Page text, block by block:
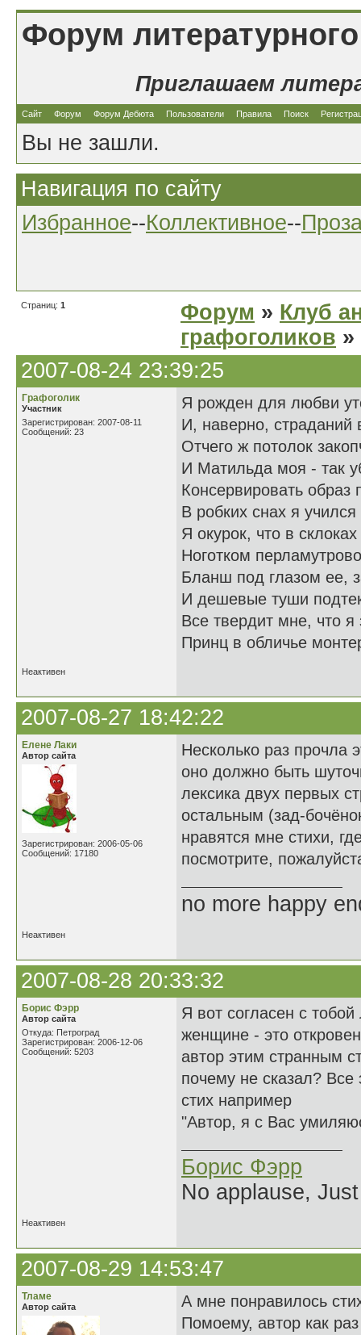
Форум
Приглашаем
Сайт Форум Форум Дебюта Пользователи Правила Поиск
Вы не зашли.
Навигация по сайту
Избранное--Коллективное--
Страниц: 1 Форум » Клуб
графоголиков
2007-08-24 23:39:25
Графоголик
Участник
Зарегистрирован: 2007-08-11
Сообщений: 23
Я рожден для любви
И, наверно, страданий
Отчего ж потолок
И Матильда моя - так
Консервировать образ
В робких снах я
Я окурок, что в
Ноготком
Бланш под глазом ее,
И дешевые туши
Все твердит мне, что я
Принц в обличье
Неактивен
2007-08-27 18:42:22
Елене Лаки
Автор сайта
Зарегистрирован: 2006-05-06
Сообщений: 17180
Несколько раз прочла
оно должно быть
лексика двух первых
остальным (зад-
нравятся мне стихи,
посмотрите,
no more happy
Неактивен
2007-08-28 20:33:32
Борис Фэрр
Автор сайта
Откуда: Петроград
Зарегистрирован: 2006-12-06
Сообщений: 5203
Я вот согласен с
женщине - это
автор этим странным
почему не сказал?
стих например
"Автор, я с Вас
Борис Фэрр
No applause,
Неактивен
2007-08-29 14:53:47
Тламе
Автор сайта
А мне понравилось
Помоему, автор как